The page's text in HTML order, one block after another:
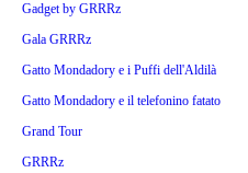
Gadget by GRRRz
Gala GRRRz
Gatto Mondadory e i Puffi dell'Aldilà
Gatto Mondadory e il telefonino fatato
Grand Tour
GRRRz